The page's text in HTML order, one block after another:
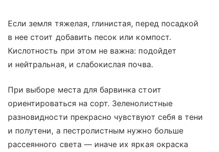
Если земля тяжелая, глинистая, перед посадкой
в нее стоит добавить песок или компост.
Кислотность при этом не важна: подойдет
и нейтральная, и слабокислая почва.
При выборе места для барвинка стоит
ориентироваться на сорт. Зеленолистные
разновидности прекрасно чувствуют себя в тени
и полутени, а пестролистным нужно больше
рассеянного света — иначе их яркая окраска